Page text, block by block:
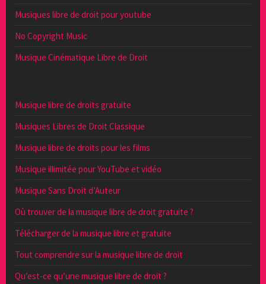
Musiques libre de droit pour youtube
No Copyright Music
Musique Cinématique Libre de Droit
Musique libre de droits gratuite
Musiques Libres de Droit Classique
Musique libre de droits pour les films
Musique illimitée pour YouTube et vidéo
Musique Sans Droit d’Auteur
Où trouver de la musique libre de droit gratuite ?
Télécharger de la musique libre et gratuite
Tout comprendre sur la musique libre de droit
Qu’est-ce qu’une musique libre de droit ?